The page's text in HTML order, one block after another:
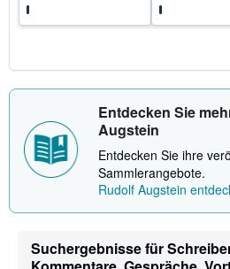
Entdecken Sie
Augstein
Entdecken Sie ihre
Sammlerangebote.
Rudolf Augstein
Suchergebnisse für